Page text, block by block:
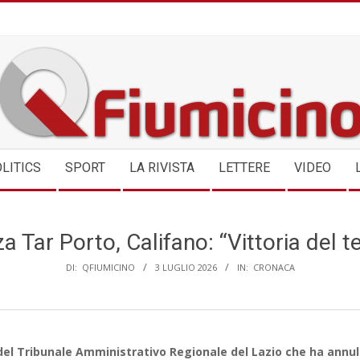
SPORT LA RIVISTA LETTERE VIDEO
Tar Porto, Califano: “Vittoria del
DI: QFIUMICINO 3 LUGLIO 2026 IN: CRONACA
Tribunale Amministrativo Regionale del Lazio che ha